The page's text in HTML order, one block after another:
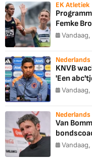
EK Atletiek
Femke
Vandaag,
KNVB
'Een
Van